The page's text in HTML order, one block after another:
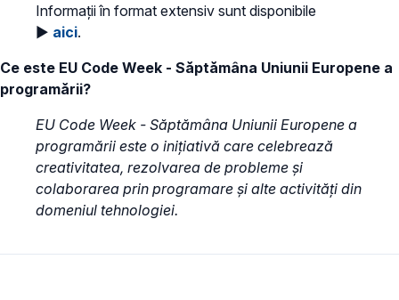
Informații în format extensiv sunt disponibile
► aici.
Ce este EU Code Week - Săptămâna Uniunii Europene a
programării?
EU Code Week - Săptămâna Uniunii Europene a
programării este o inițiativă care celebrează
creativitatea, rezolvarea de probleme și
colaborarea prin programare și alte activități din
domeniul tehnologiei.